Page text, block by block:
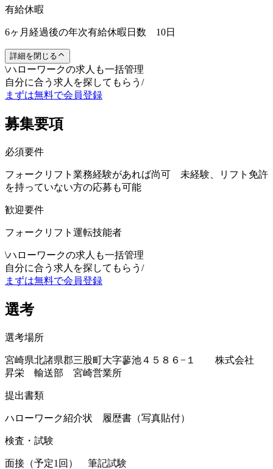
有給休暇
6ヶ月経過後の年次有給休暇日数 10日
詳細を閉じる
\ハローワークの求人も一括管理
自分に合う求人を探してもらう /
まずは無料で会員登録
募集要項
必須要件
フォークリフト業務経験があれば尚可 未経験、リフト免許
を持っていない方の応募も可能
歓迎要件
フォークリフト運転技能者
\ハローワークの求人も一括管理
自分に合う求人を探してもらう /
まずは無料で会員登録
選考
選考場所
宮崎県北諸県郡三股町大字蓼池４５８６−１ 株式会社
昇栄 輸送部 宮崎営業所
提出書類
ハローワーク紹介状 履歴書（写真貼付）
検査・試験
面接（予定1回） 筆記試験